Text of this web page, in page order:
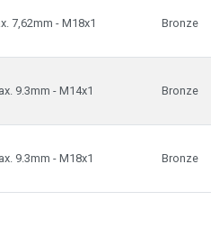
7,62mm - M18x1 Bronze
9.3mm - M14x1 Bronze
9.3mm - M18x1 Bronze